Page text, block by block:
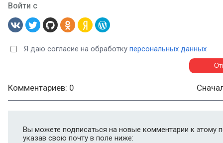
Войти с
Я даю согласие на обработку персональных данных
Комментариев: 0
Вы можете подписаться на новые комментарии к этому
указав свою почту в поле ниже: